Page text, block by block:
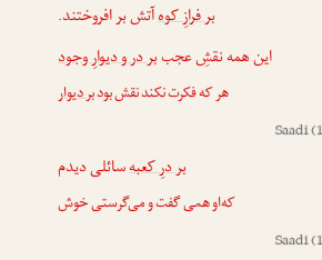
بر فرازِ کوهآتش بر افروختند.
این همه نقشِ عجببر در و دیوارِ وجود
هر که فکرت نکند نقش بودبر دیوار
Saadi
بر درِ کعبهسائلی دیدم
که‌او همی گفت و می‌گرستی خوش
Saadi